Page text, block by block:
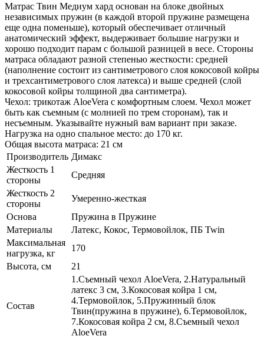
Матрас Твин Медиум хард основан на блоке двойных
независимых пружин (в каждой второй пружине размещена
еще одна поменьше), который обеспечивает отличный
анатомический эффект, выдерживает большие нагрузки и
хорошо подходит парам с большой разницей в весе. Стороны
матраса обладают разной степенью жесткости: средней
(наполнение состоит из сантиметрового слоя кокосовой койры
и трехсантиметрового слоя латекса) и выше средней (слой
кокосовой койры толщиной два сантиметра).
Чехол: трикотаж AloeVera с комфортным слоем. Чехол может
быть как съемным (с молнией по трем сторонам), так и
несъемным. Указывайте нужный вам вариант при заказе.
Нагрузка на одно спальное место: до 170 кг.
Общая высота матраса: 21 см
Производитель Димакс
Жесткость 1
стороны
Средняя
Жесткость 2
стороны
Умеренно-жесткая
Основа
Пружина в Пружине
Материалы
Латекс, Кокос, Термовойлок, ПБ Twin
Максимальная
нагрузка, кг
170
Высота, см
21
Состав
1.Съемный чехол AloeVera, 2.Натуральный
латекс 3 см, 3.Кокосовая койра 1 см,
4.Термовойлок, 5.Пружинный блок
Твин(пружина в пружине), 6.Термовойлок,
7.Кокосовая койра 2 см, 8.Съемный чехол
AloeVera